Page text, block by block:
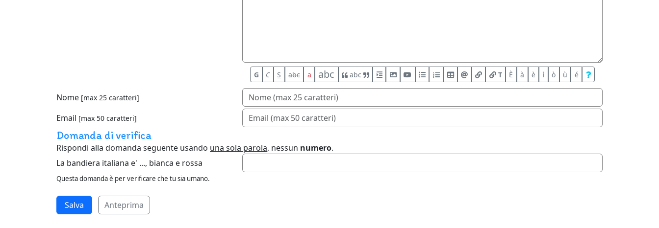
G C S abc a abc abc T È à è ì ò ù é
Nome [max 25 caratteri]
Email [max 50 caratteri]
Domanda di verifica
Rispondi alla domanda seguente usando una sola parola, nessun numero.
La bandiera italiana e' ..., bianca e rossa
Questa domanda è per verificare che tu sia umano.
Anteprima